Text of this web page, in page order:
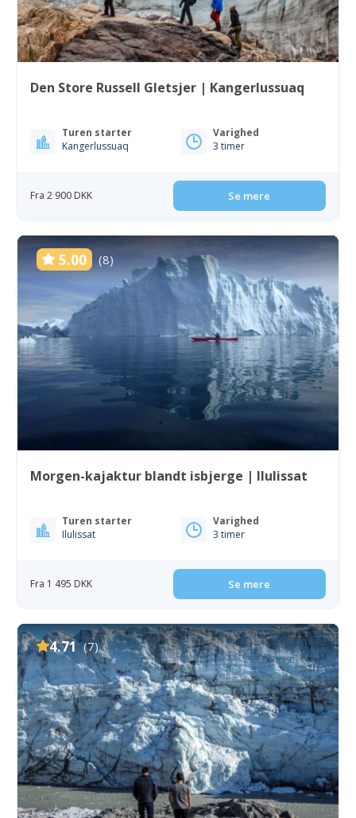
Den Store Russell Gletsjer | Kangerlussuaq
Turen starter
Kangerlussuaq
Varighed
3 timer
Fra 2 900 DKK Se mere
5.00 (8)
Morgen-kajaktur blandt isbjerge | Ilulissat
Turen starter
Ilulissat
Varighed
3 timer
Fra 1 495 DKK Se mere
4.71 (7)